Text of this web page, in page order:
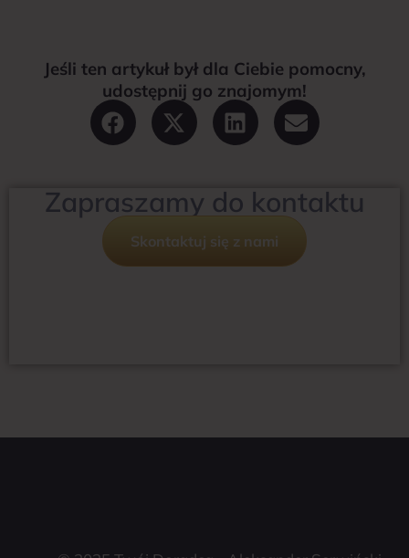
Jeśli ten artykuł był dla Ciebie pomocny,
udostępnij go znajomym!
Zapraszamy do kontaktu
Skontaktuj się z nami